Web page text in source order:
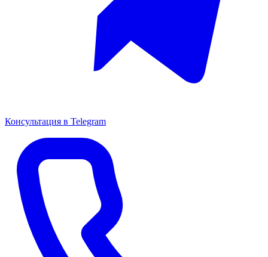
Консультация в Telegram